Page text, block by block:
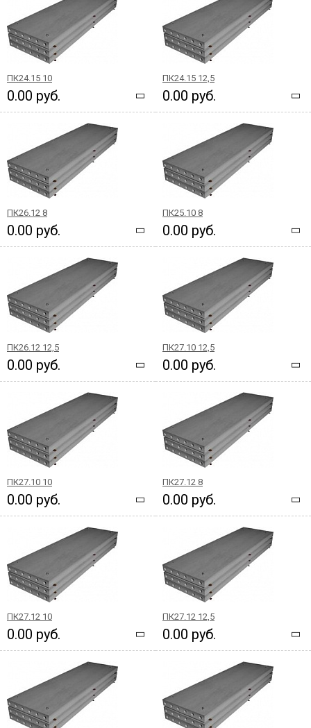
ПК24.15 10
0.00 руб.
ПК24.15 12,5
0.00 руб.
ПК26.12 8
0.00 руб.
ПК25.10 8
0.00 руб.
ПК26.12 12,5
0.00 руб.
ПК27.10 12,5
0.00 руб.
ПК27.10 10
0.00 руб.
ПК27.12 8
0.00 руб.
ПК27.12 10
0.00 руб.
ПК27.12 12,5
0.00 руб.